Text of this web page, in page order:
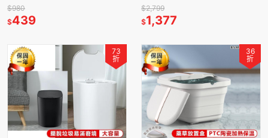
扇 立扇 循環扇 充電風扇 無線風
扇 靜音風扇
$980
$439
控風扇 靜音風扇 循環扇 節能扇
空氣循環扇 AC扇
$2,799
$1,377
73
折
36
折